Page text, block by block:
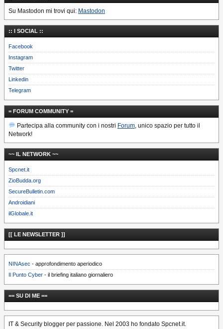
Su Mastodon mi trovi qui: Mastodon
:: I SOCIAL ::
Facebook
Instagram
Twitter
Linkedin
Telegram
= FORUM COMMUNITY =
Partecipa alla community con i nostri Forum, unico spazio per tutto il
Network!
~~ IL NETWORK ~~
Spcnet.it
ZioBudda.org
SecureBulletin.com
Androidiani
ilGlobale.it
[[ LE NEWSLETTER ]]
NINAsec - approfondimento aperiodico
Il Punto Cyber - il briefing italiano giornaliero
== SU DI ME ==
IT & Security blogger per passione. Nel 2003 ho fondato Spcnet.it.